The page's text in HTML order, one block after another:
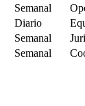
Semanal
Diario
Semanal
Semanal